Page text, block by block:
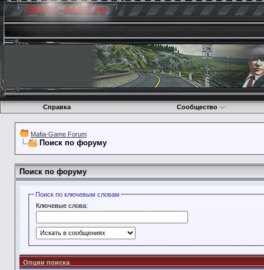
Справка Сообщество
Mafia-Game Forum
Поиск по форуму
Поиск по форуму
Поиск по ключевым словам
Ключевые слова:
Опции поиска